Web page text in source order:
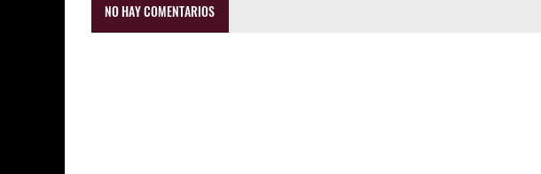
NO HAY COMENTARIOS